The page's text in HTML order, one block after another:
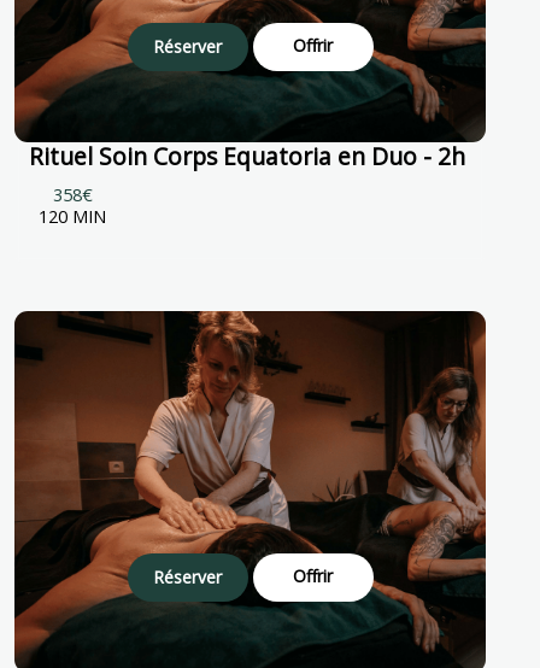
Réserver Offrir
Rituel Soin Corps Equatoria en Duo - 2h
358€
120 MIN
Réserver Offrir